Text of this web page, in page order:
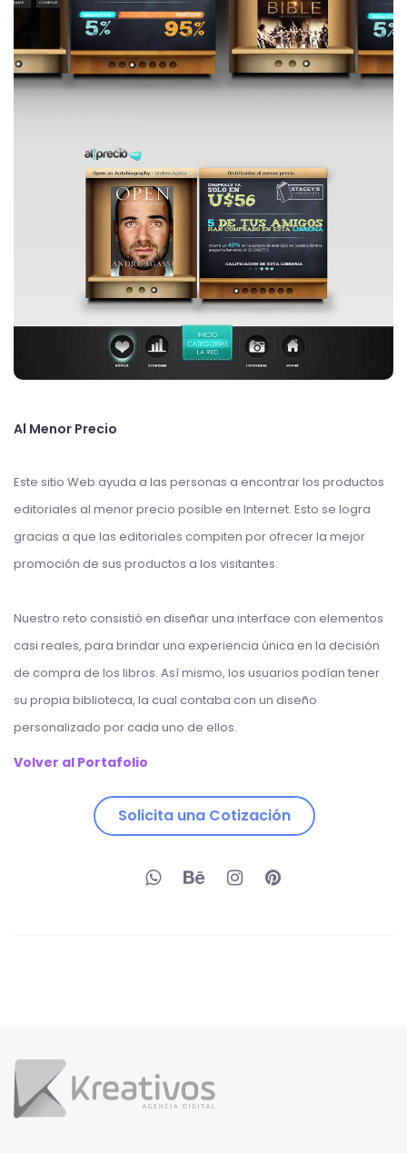
Al Menor Precio
Este sitio Web ayuda a las personas a encontrar los productos
editoriales al menor precio posible en Internet. Esto se logra
gracias a que las editoriales compiten por ofrecer la mejor
promoción de sus productos a los visitantes.
Nuestro reto consistió en diseñar una interface con elementos
casi reales, para brindar una experiencia única en la decisión
de compra de los libros. Así mismo, los usuarios podían tener
su propia biblioteca, la cual contaba con un diseño
personalizado por cada uno de ellos.
Volver al Portafolio
Solicita una Cotización